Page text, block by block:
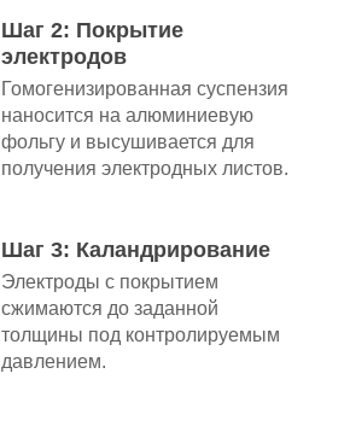
Шаг 2: Покрытие
электродов
Гомогенизированная суспензия
наносится на алюминиевую
фольгу и высушивается для
получения электродных листов.
Шаг 3: Каландрирование
Электроды с покрытием
сжимаются до заданной
толщины под контролируемым
давлением.